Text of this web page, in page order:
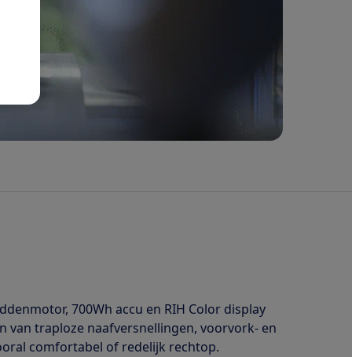
700Wh accu en RIH Color display
van traploze naafversnellingen, voorvork- en
comfortabel of redelijk rechtop.